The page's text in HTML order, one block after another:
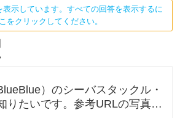
示しています。すべての回答を表示するに
をクリックしてください。
）のシーバスタックル・
りたいです。参考URLの写真の